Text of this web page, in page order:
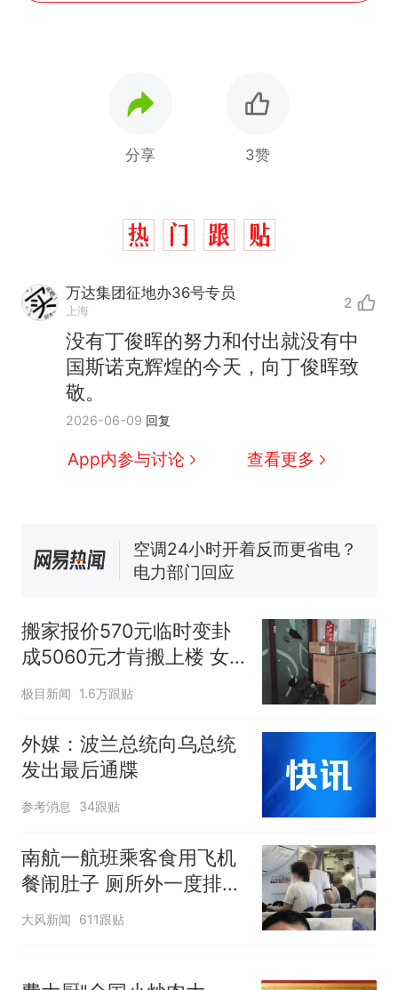
分享 3赞
万达集团征地办36号专员
上海 2
没有丁俊晖的努力和付出就没有中
国斯诺克辉煌的今天，向丁俊晖致
敬。
2026-06-09 回复
App内参与讨论 查看更多
那个在床头放菜刀的女孩，
因老师一句“跟我回家”改写了
人生
新 搬家报价570元，搬到楼下
眼了……
佛山一中学招聘物理教师，笔
已叫停招聘，成立调查组全面
笔试第一被第二名传话劝弃考
“不建议大家买深色蛋糕”上热
搜，网友：天塌了！
因老师一句“跟我回家”改写了
人生
搬家报价570元临时变卦
成5060元才肯搬上楼 女
子傻眼
极目新闻 1.6万跟贴
外媒：波兰总统向乌总统
发出最后通牒
参考消息 34跟贴
南航一航班乘客食用飞机
餐闹肚子 厕所外一度排长
队
大风新闻 611跟贴